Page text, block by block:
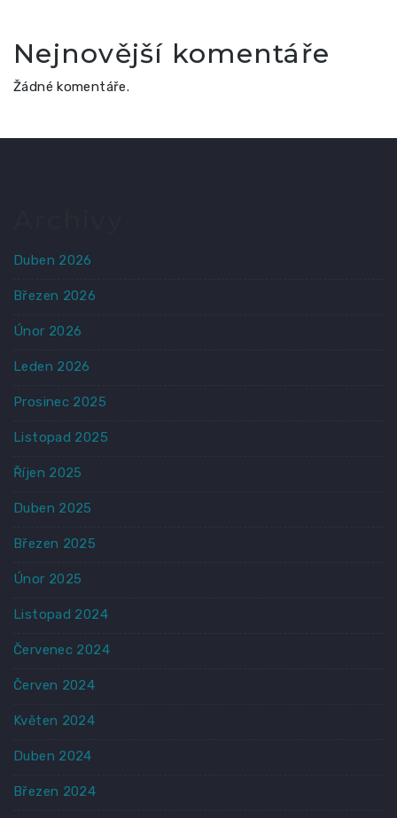
Nejnovější komentáře
Žádné komentáře.
Duben 2026
Březen 2026
Únor 2026
Leden 2026
Prosinec 2025
Listopad 2025
Říjen 2025
Duben 2025
Březen 2025
Únor 2025
Listopad 2024
Červenec 2024
Červen 2024
Květen 2024
Duben 2024
Březen 2024